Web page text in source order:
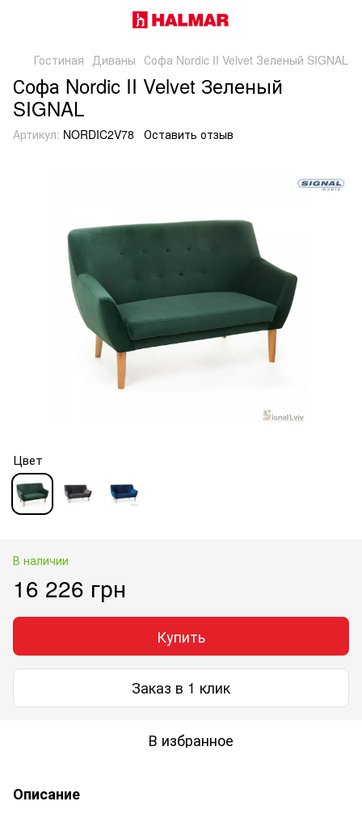
Гостиная Диваны Софа Nordic II Velvet Зеленый SIGNAL
Софа Nordic II Velvet Зеленый
SIGNAL
Артикул: NORDIC2V78 Оставить отзыв
Цвет
В наличии
16 226 грн
Купить
Заказ в 1 клик
В избранное
Описание